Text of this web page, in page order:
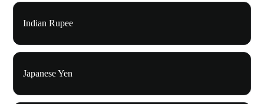
Indian Rupee
Japanese Yen